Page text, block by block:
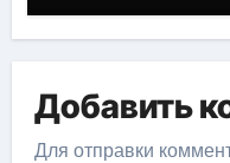
Добавить
Для отправки